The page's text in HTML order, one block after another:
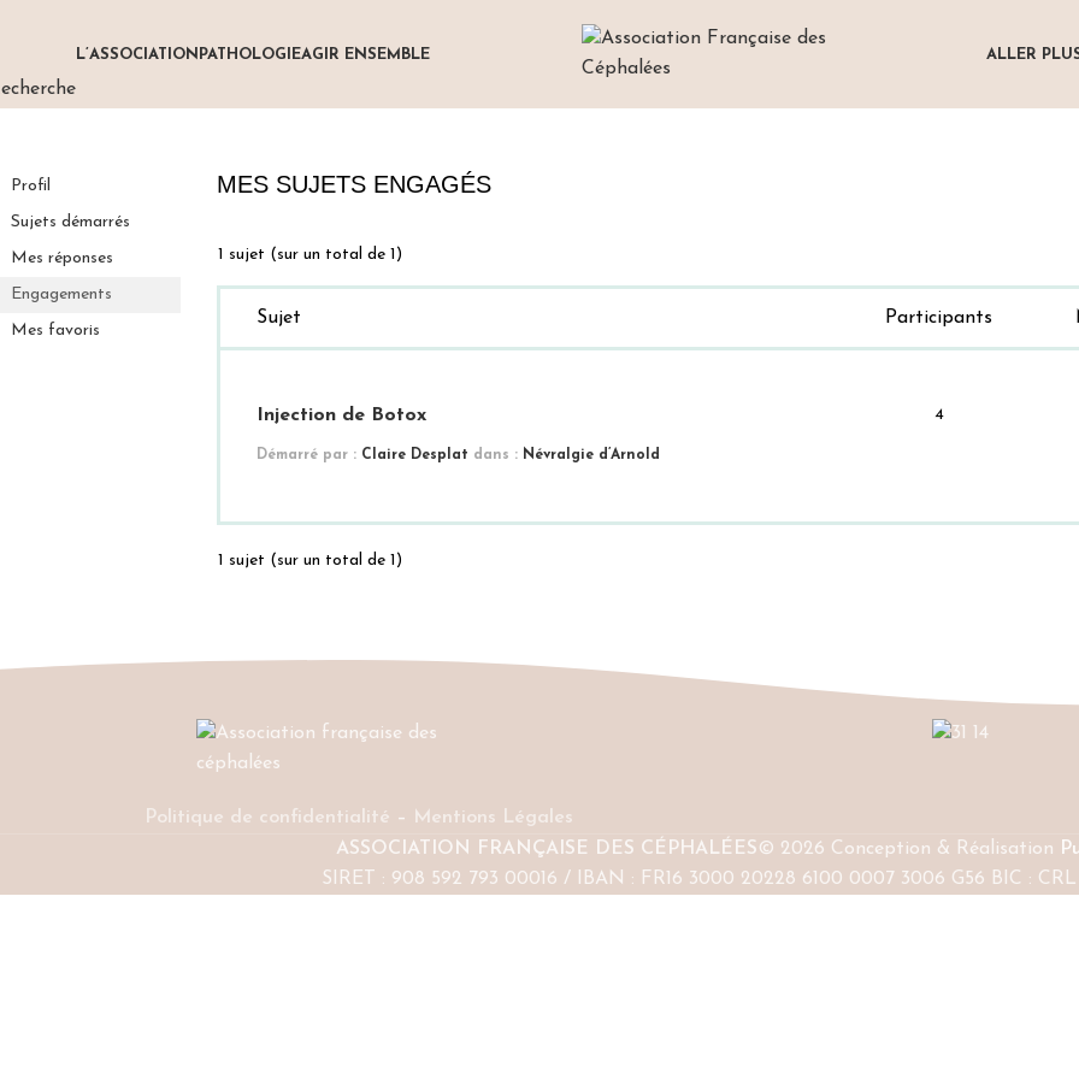
L’ASSOCIATION PATHOLOGIEAGIR ENSEMBLE ALLER
Profil
Sujets démarrés
Mes réponses
Engagements
Mes favoris
MES SUJETS ENGAGÉS
1 sujet (sur un total de 1)
Sujet Participants
Injection de Botox
Démarré par : Claire Desplat dans : Névralgie d’Arnold
4
1 sujet (sur un total de 1)
Politique de confidentialité –
Mentions Légales
ASSOCIATION FRANÇAISE DES CÉPHALÉES© 2026 Conception & Réalisation
SIRET : 908 592 793 00016 / IBAN : FR16 3000 20228 6100 0007 3006 G56 BIC :